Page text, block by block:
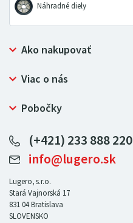
Náhradné diely
Ako nakupovať
Prečo nakupovať u LUGERO
Ochrana osobných údajov
Viac o nás
Bezpečný nákup
Certifikát NATUR-PACK
Pre predajcov
Pobočky
LUGERO Nemecko
LUGERO Česká republika
LUGERO Maďarsko
LUGERO Rakousko
(+421) 233 888 220
info@lugero.sk
Lugero, s.r.o.
Stará Vajnorská 17
831 04Bratislava
SLOVENSKO